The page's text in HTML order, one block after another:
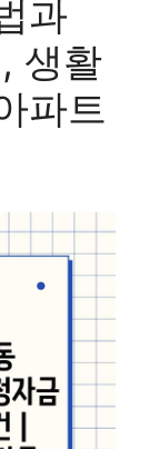
과
생활
파트